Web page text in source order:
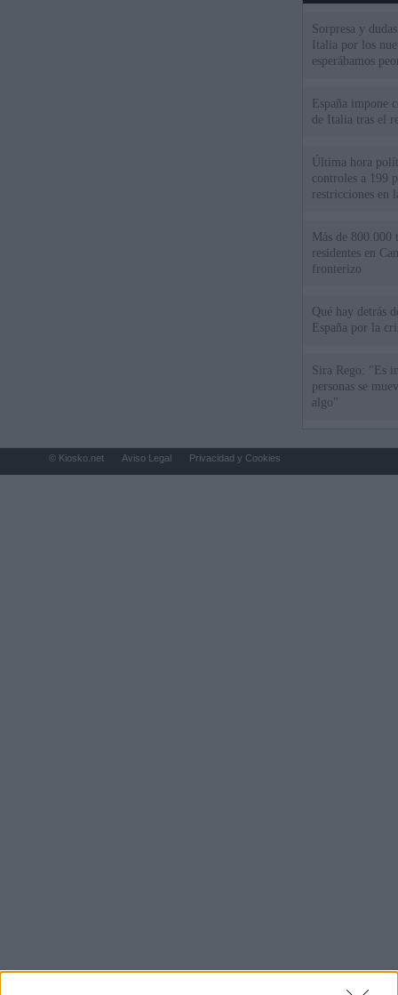
Sorpresa y
Italia por los
esperábamos
España impone
de Italia tras el
Última hora
controles a 199
restricciones en
Más de 800.000
residentes en
fronterizo
Qué hay detrás
España por la
Sira Rego: "Es
personas se
algo"
© Kiosko.net Aviso Legal Privacidad y Cookies